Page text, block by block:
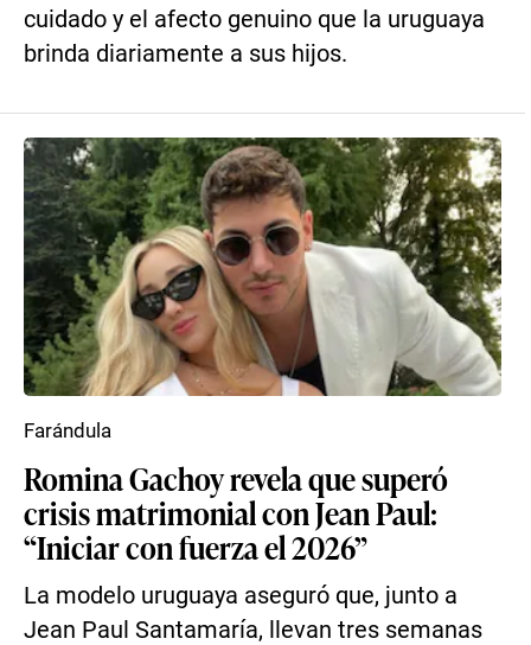
cuidado y el afecto genuino que la uruguaya
brinda diariamente a sus hijos.
Romina Gachoy revela que superó
crisis matrimonial con Jean Paul:
“Iniciar con fuerza el 2026”
La modelo uruguaya aseguró que, junto a
Jean Paul Santamaría, llevan tres semanas
Farándula